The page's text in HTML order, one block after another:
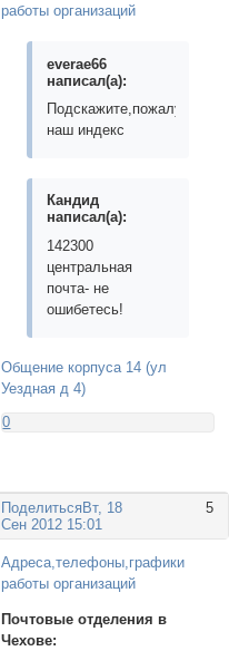
работы организаций
everae66
написал(а):
Подскажите,пожалуйста
наш индекс
Кандид
написал(а):
142300
центральная
почта- не
ошибетесь!
Общение корпуса 14 (ул
Уездная д 4)
0
Поделиться 5
Вт, 18
Сен 2012 15:01
Адреса,телефоны,графики
работы организаций
Почтовые отделения в
Чехове: